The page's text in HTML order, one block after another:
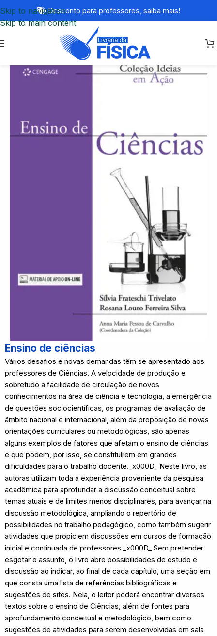
Skip to navigation
Skip to main content
Desconto para professores, saiba mais!
Ensino de ciências
Vários desafios e novas demandas têm se apresentado aos
professores de Ciências. A velocidade de produção e
sobretudo a facilidade de circulação de novos
conhecimentos na área de ciência e tecnologia, a emergência
de questões sociocientíficas, os programas de avaliação de
âmbito nacional e internacional, além da proposição de novas
orientações curriculares ou metodológicas, são apenas
alguns exemplos de fatores que afetam o ensino de ciências
e que podem, por isso, se constituírem em grandes
dificuldades para o trabalho docente._x000D_ Neste livro, as
autoras utilizam toda a experiência proveniente da pesquisa
acadêmica para aprofundar a discussão conceitual sobre
temas atuais e de limites menos disciplinares, para avançar na
discussão metodológica, ampliando o repertório de
possibilidades no trabalho pedagógico, como também sugerir
atividades que propiciem discussões em cursos de formação
inicial e continuada de professores._x000D_ Sem pretender
esgotar o assunto, o livro abre possibilidades de estudo e
discussão ao indicar, ao final de cada capítulo, uma seção em
que consta uma lista de referências bibliográficas e
sugestões de sites. Nela, o leitor poderá encontrar diversos
textos sobre o ensino de Ciências, além de fontes para
aprofundamento conceitual e metodológico, bem como
sugestões de atividades para serem desenvolvidas em sala